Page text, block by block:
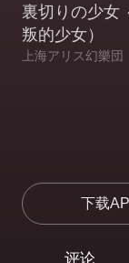
裏切りの少女
叛的少女）
上海アリス幻樂団
下载
评论